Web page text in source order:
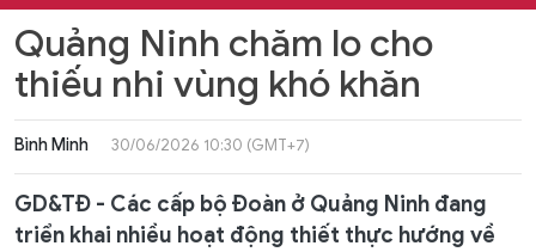
Quảng Ninh chăm lo cho
thiếu nhi vùng khó khăn
Bình Minh 30/06/2026 10:30 (GMT+7)
GD&TĐ - Các cấp bộ Đoàn ở Quảng Ninh đang
triển khai nhiều hoạt động thiết thực hướng về